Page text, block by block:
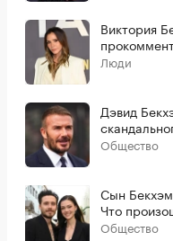
Виктория
Люди
Дэвид
Общество
Сын
Что
Общество